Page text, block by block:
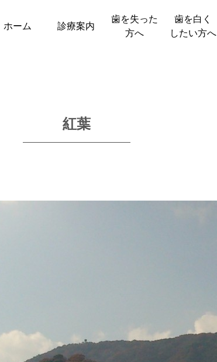
ホーム 診療案内
歯を失った
方へ
歯を白く
したい方へ
紅葉